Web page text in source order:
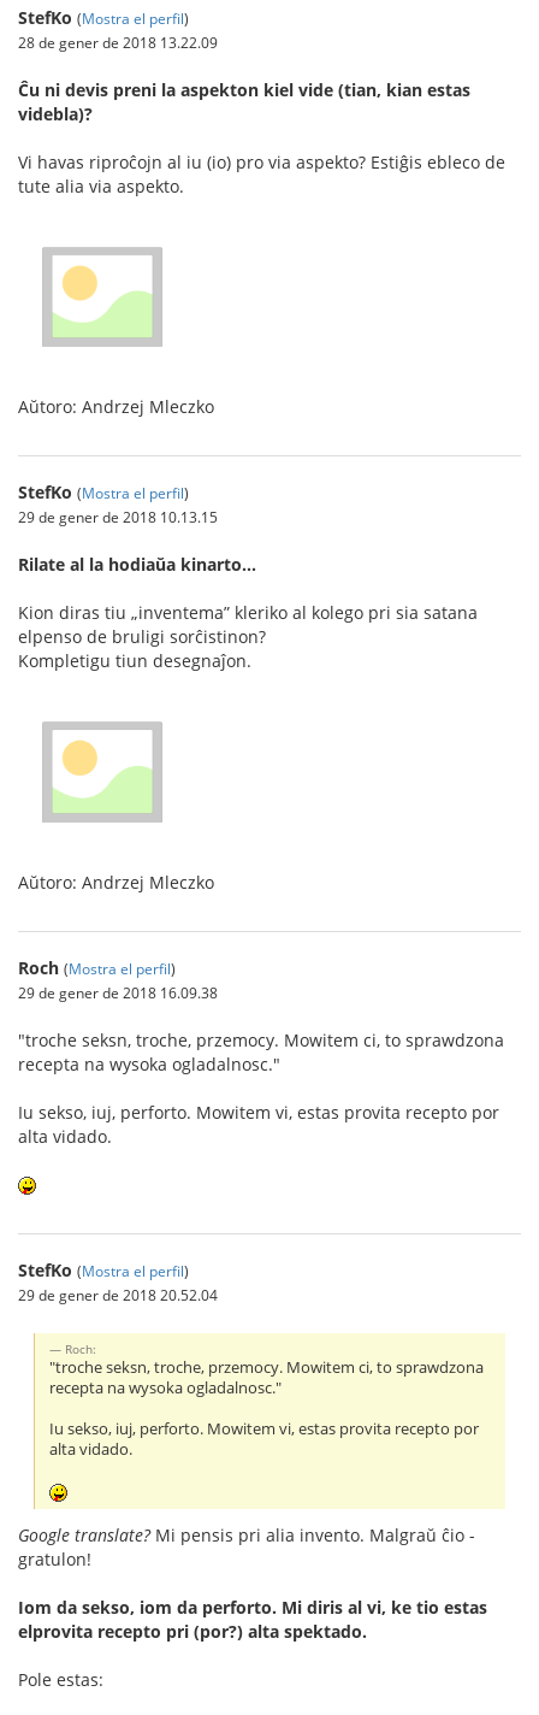
StefKo (Mostra el perfil)
28 de gener de 2018 13.22.09
Ĉu ni devis preni la aspekton kiel vide (tian, kian estas
videbla)?
Vi havas riproĉojn al iu (io) pro via aspekto? Estiĝis ebleco de
tute alia via aspekto.
Aŭtoro: Andrzej Mleczko
StefKo (Mostra el perfil)
29 de gener de 2018 10.13.15
Rilate al la hodiaŭa kinarto...
Kion diras tiu „inventema” kleriko al kolego pri sia satana
elpenso de bruligi sorĉistinon?
Kompletigu tiun desegnaĵon.
Aŭtoro: Andrzej Mleczko
Roch (Mostra el perfil)
29 de gener de 2018 16.09.38
"troche seksn, troche, przemocy. Mowitem ci, to sprawdzona
recepta na wysoka ogladalnosc."
Iu sekso, iuj, perforto. Mowitem vi, estas provita recepto por
alta vidado.
StefKo (Mostra el perfil)
29 de gener de 2018 20.52.04
Roch:
"troche seksn, troche, przemocy. Mowitem ci, to sprawdzona
recepta na wysoka ogladalnosc."
Iu sekso, iuj, perforto. Mowitem vi, estas provita recepto por
alta vidado.
Google translate?Mi pensis pri alia invento. Malgraŭ ĉio -
gratulon!
Iom da sekso, iom da perforto. Mi diris al vi, ke tio estas
elprovita recepto pri (por?) alta spektado.
Pole estas: